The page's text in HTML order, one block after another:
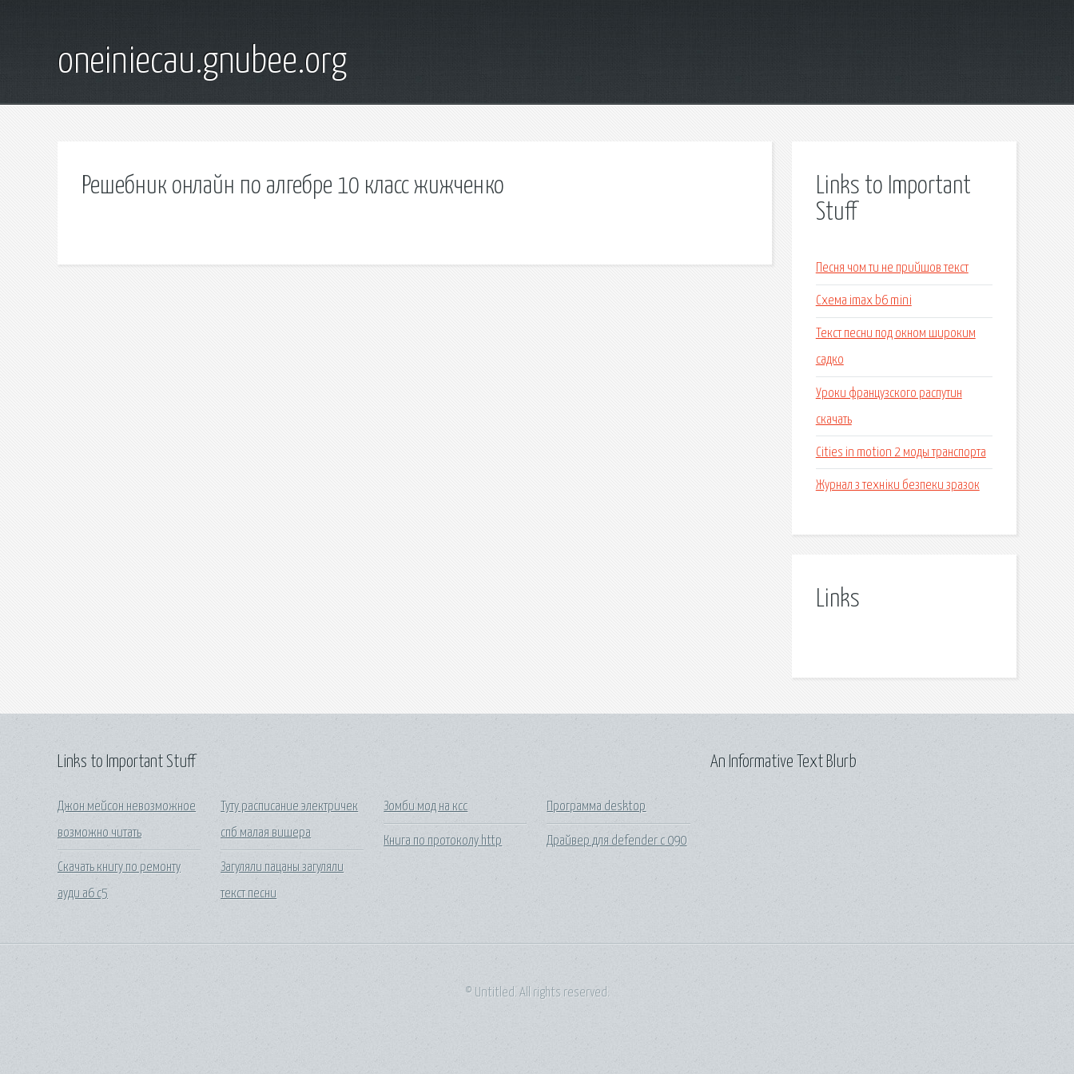
oneiniecau.gnubee.org
Решебник онлайн по алгебре 10 класс жижченко
Links to Important
Stuff
Песня чом ти не прийшов текст
Схема imax b6 mini
Текст песни под окном широким
садко
Уроки французского распутин
скачать
Cities in motion 2 моды транспорта
Журнал з техніки безпеки зразок
Links
Links to Important Stuff
Джон мейсон невозможное
возможно читать
Скачать книгу по ремонту
ауди а6 с5
Туту расписание электричек
спб малая вишера
Загуляли пацаны загуляли
текст песни
Зомби мод на ксс
Книга по протоколу http
Программа desktop
Драйвер для defender c 090
An Informative Text Blurb
© Untitled. All rights reserved.